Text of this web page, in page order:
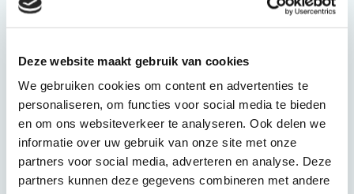
Deze website maakt gebruik van cookies
We gebruiken cookies om content en advertenties te
personaliseren, om functies voor social media te bieden
en om ons websiteverkeer te analyseren. Ook delen we
informatie over uw gebruik van onze site met onze
partners voor social media, adverteren en analyse. Deze
partners kunnen deze gegevens combineren met andere
Ook is een centrifugaalpomp een goede keuze wanneer
Daarnaast zijn centrifugaalpompen geschikt voor huishoudens
met een hoog dagelijks grijswaterverbruik. Ook is het
onderhoud van dit type pomp eenvoudig omdat alle onderdelen
direct bereikbaar zijn zonder de tank te openen.
Hoe kies je de juiste grijswaterpomp voor jouw